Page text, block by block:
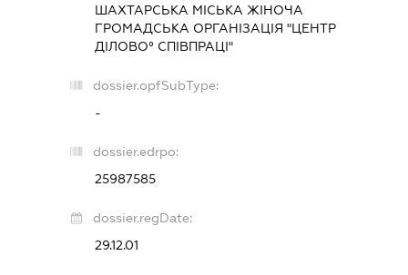
ШАХТАРСЬКА МІСЬКА ЖІНОЧА
ГРОМАДСЬКА ОРГАНІЗАЦІЯ "ЦЕНТР
ДІЛОВО° СПІВПРАЦІ"
dossier.opfSubType:
-
dossier.edrpo:
25987585
dossier.regDate:
29.12.01